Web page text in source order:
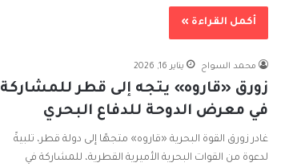
أكمل القراءة »
محمد السواح يناير 16, 2026
زورق «قاروه» يتجه إلى قطر للمشاركة
في معرض الدوحة للدفاع البحري
غادر زورق القوة البحرية «قاروه» متجهًا إلى دولة قطر، تلبيةً
لدعوة من القوات البحرية الأميرية القطرية، للمشاركة في